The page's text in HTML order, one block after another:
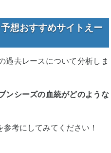
想おすすめサイトえー
過去レースについて分析しま
ンシーズの血統がどのような
考にしてみてください！